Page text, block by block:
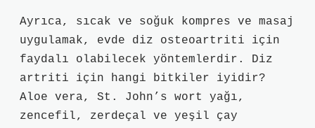
Ayrıca, sıcak ve soğuk kompres ve masaj
uygulamak, evde diz osteoartriti için
faydalı olabilecek yöntemlerdir. Diz
artriti için hangi bitkiler iyidir?
Aloe vera, St. John’s wort yağı,
zencefil, zerdeçal ve yeşil çay